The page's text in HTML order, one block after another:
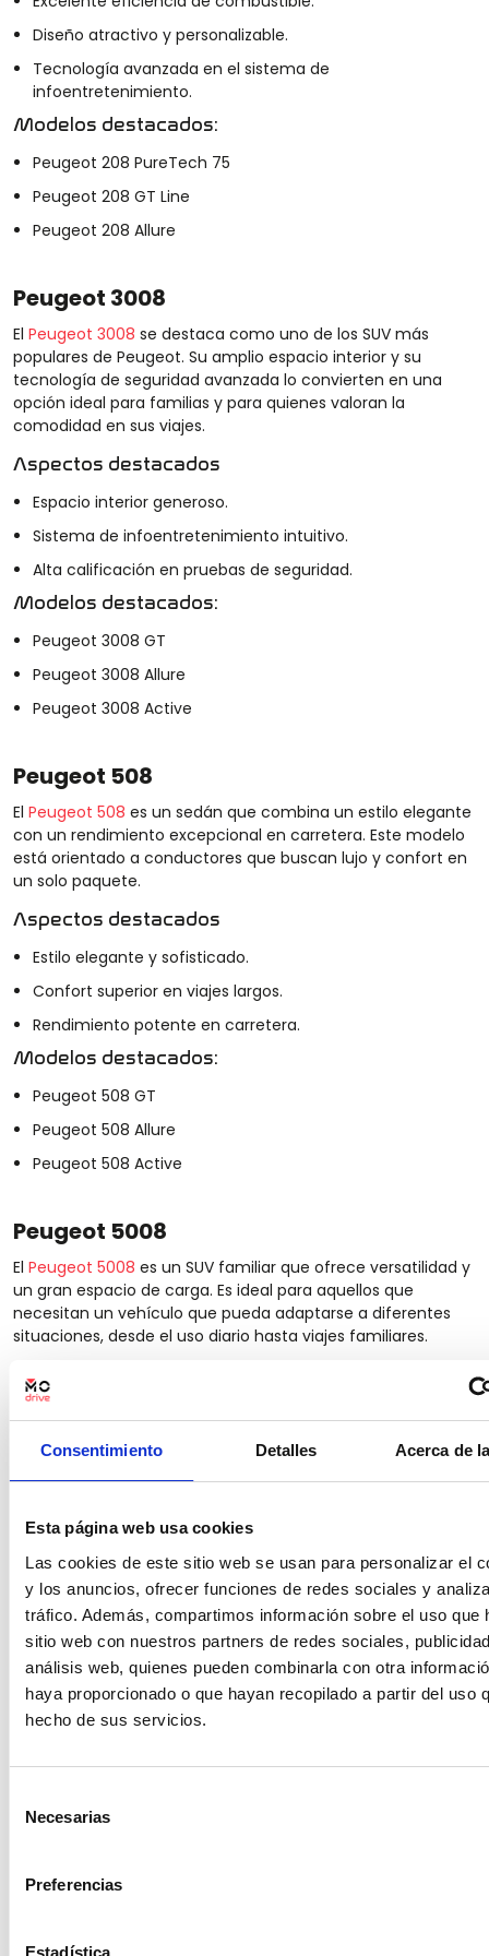
Consentimiento Detalles Acerca de
Esta página web usa cookies
Las cookies de este sitio web se usan para personalizar el
y los anuncios, ofrecer funciones de redes sociales y
tráfico. Además, compartimos información sobre el uso que
sitio web con nuestros partners de redes sociales,
análisis web, quienes pueden combinarla con otra
haya proporcionado o que hayan recopilado a partir del uso
hecho de sus servicios.
Necesarias
Preferencias
Estadística
Diseño atractivo y personalizable.
Tecnología avanzada en el sistema de
infoentretenimiento.
Modelos destacados:
Peugeot 208 PureTech 75
Peugeot 208 GT Line
Peugeot 208 Allure
Peugeot 3008
El Peugeot 3008 se destaca como uno de los SUV más
populares de Peugeot. Su amplio espacio interior y su
tecnología de seguridad avanzada lo convierten en una
opción ideal para familias y para quienes valoran la
comodidad en sus viajes.
Aspectos destacados
Espacio interior generoso.
Sistema de infoentretenimiento intuitivo.
Alta calificación en pruebas de seguridad.
Modelos destacados:
Peugeot 3008 GT
Peugeot 3008 Allure
Peugeot 3008 Active
Peugeot 508
El Peugeot 508 es un sedán que combina un estilo elegante
con un rendimiento excepcional en carretera. Este modelo
está orientado a conductores que buscan lujo y confort en
un solo paquete.
Aspectos destacados
Estilo elegante y sofisticado.
Confort superior en viajes largos.
Rendimiento potente en carretera.
Modelos destacados:
Peugeot 508 GT
Peugeot 508 Allure
Peugeot 508 Active
Peugeot 5008
El Peugeot 5008 es un SUV familiar que ofrece versatilidad y
un gran espacio de carga. Es ideal para aquellos que
necesitan un vehículo que pueda adaptarse a diferentes
situaciones, desde el uso diario hasta viajes familiares.
Aspectos destacados
Comodidad y espacio interior.
Diseño moderno y funcional.
Peugeot 5008 GT Line
Peugeot 5008 Allure
Peugeot 5008 Active
Los vehículos más destacados de Peugeot de 2026 ofrecen
una variedad de características que satisfacen diferentes
necesidades y preferencias. Desde el Peugeot 208, ideal
familias, cada modelo tiene algo único que ofrecer. Para
estos vehículos se adapta mejor a tus necesidades, no